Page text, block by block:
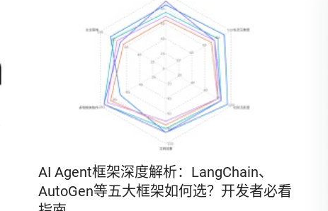
AI Agent框架深度解析：LangChain、
AutoGen等五大框架如何选？开发者必看